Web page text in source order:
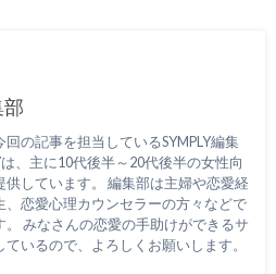
部
の記事を担当しているSYMPLY編集
は、主に10代後半～20代後半の女性向
供しています。 編集部は主婦や恋愛経
、恋愛心理カウンセラーの方々などで
。 みなさんの恋愛の手助けができるサ
いるので、よろしくお願いします。